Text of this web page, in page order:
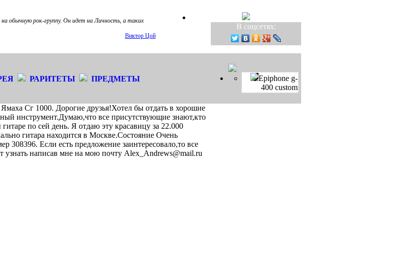
обычную рок-группу. Он идет на Личность, а таких
Виктор Цой
В соцсетях:
РАРИТЕТЫ ПРЕДМЕТЫ
Epiphone g-
400 custom